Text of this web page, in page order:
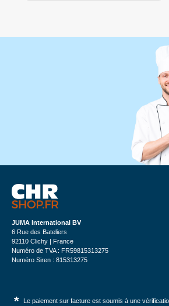
JUMA International BV
6 Rue des Bateliers
92110 Clichy | France
Numéro de TVA : FR59815313275
Numéro Siren : 815313275
* Le paiement sur facture est soumis à une